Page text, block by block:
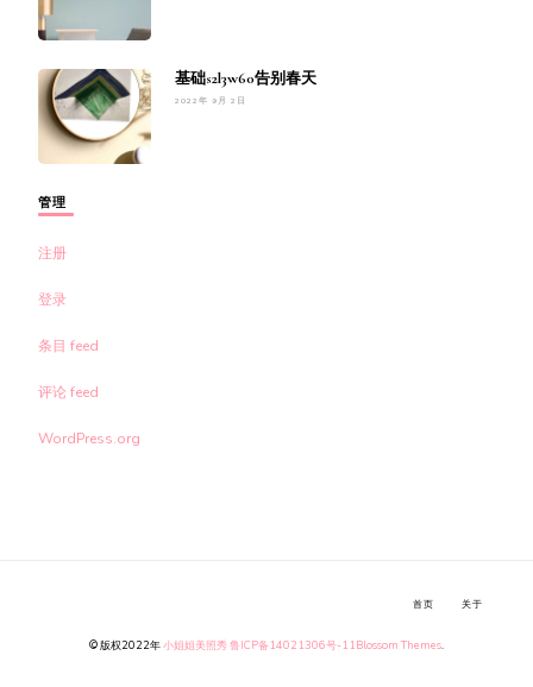
基础s2l3w60告别春天
2022年 9月 2日
管理
注册
登录
条目 feed
评论 feed
WordPress.org
© 版权2022年小姐姐美照秀鲁ICP备14021306号-11 Blossom Themes.
首页 关于